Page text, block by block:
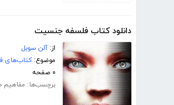
دانلود کتاب فلسفه جنسیت
از: آلن سوبل
موضوع: کتاب‌های
۰ صفحه
برچسب‌ها: